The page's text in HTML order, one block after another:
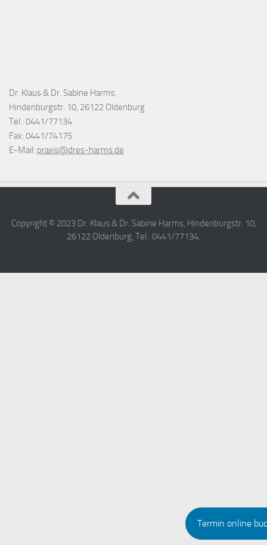
Dr. Klaus & Dr. Sabine Harms
Hindenburgstr. 10, 26122 Oldenburg
Tel.: 0441/77134
Fax: 0441/74175
E-Mail: praxis@dres-harms.de
Copyright © 2023 Dr. Klaus & Dr. Sabine Harms, Hindenburgstr. 10,
26122 Oldenburg, Tel.: 0441/77134.
Termin online